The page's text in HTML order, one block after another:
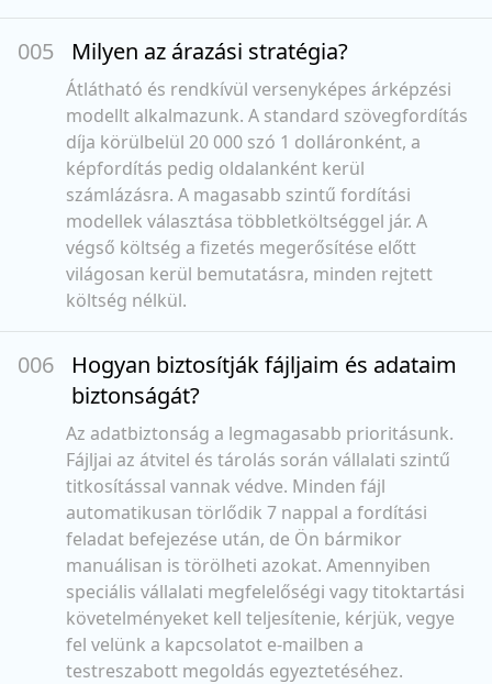
005 Milyen az árazási stratégia?
Átlátható és rendkívül versenyképes árképzési
modellt alkalmazunk. A standard szövegfordítás
díja körülbelül 20 000 szó 1 dolláronként, a
képfordítás pedig oldalanként kerül
számlázásra. A magasabb szintű fordítási
modellek választása többletköltséggel jár. A
végső költség a fizetés megerősítése előtt
világosan kerül bemutatásra, minden rejtett
költség nélkül.
006
Hogyan biztosítják fájljaim és adataim
biztonságát?
Az adatbiztonság a legmagasabb prioritásunk.
Fájljai az átvitel és tárolás során vállalati szintű
titkosítással vannak védve. Minden fájl
automatikusan törlődik 7 nappal a fordítási
feladat befejezése után, de Ön bármikor
manuálisan is törölheti azokat. Amennyiben
speciális vállalati megfelelőségi vagy titoktartási
követelményeket kell teljesítenie, kérjük, vegye
fel velünk a kapcsolatot e-mailben a
testreszabott megoldás egyeztetéséhez.